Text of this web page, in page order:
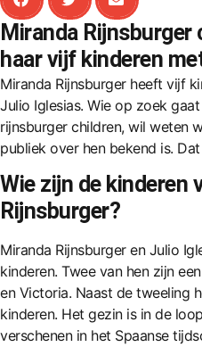
Miranda
haar vijf kinderen
Miranda Rijnsburger heeft vijf
Julio Iglesias. Wie op zoek
rijnsburger children, wil weten
publiek over hen bekend is. Dat
Wie zijn de kinderen
Rijnsburger?
Miranda Rijnsburger en Julio
kinderen. Twee van hen zijn
en Victoria. Naast de tweeling
kinderen. Het gezin is in de
verschenen in het Spaanse